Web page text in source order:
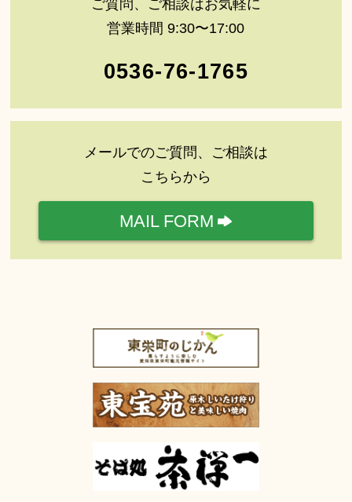
ご質問、ご相談はお気軽に
営業時間 9:30〜17:00
0536-76-1765
メールでのご質問、ご相談は
こちらから
MAIL FORM